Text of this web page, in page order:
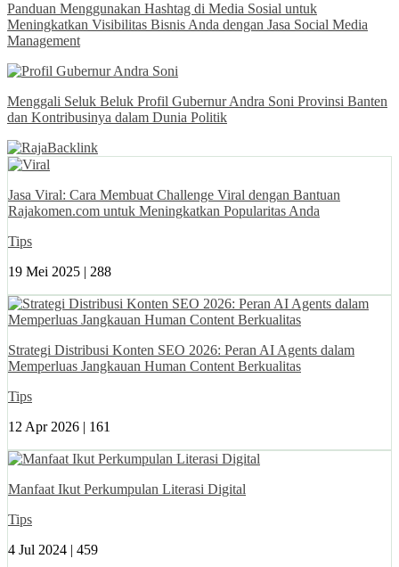
Panduan Menggunakan Hashtag di Media Sosial untuk
Meningkatkan Visibilitas Bisnis Anda dengan Jasa Social Media
Management
Menggali Seluk Beluk Profil Gubernur Andra Soni Provinsi Banten
dan Kontribusinya dalam Dunia Politik
Jasa Viral: Cara Membuat Challenge Viral dengan Bantuan
Rajakomen.com untuk Meningkatkan Popularitas Anda
Tips
19 Mei 2025 | 288
Strategi Distribusi Konten SEO 2026: Peran AI Agents dalam
Memperluas Jangkauan Human Content Berkualitas
Tips
12 Apr 2026 | 161
Manfaat Ikut Perkumpulan Literasi Digital
Tips
4 Jul 2024 | 459